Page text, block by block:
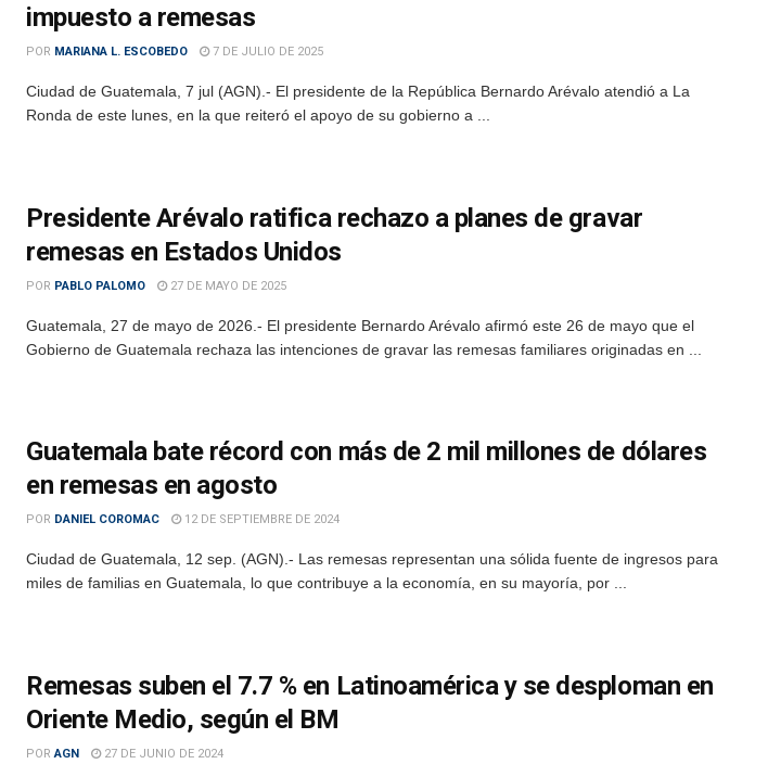
impuesto a remesas
POR MARIANA L. ESCOBEDO 7 DE JULIO DE 2025
Ciudad de Guatemala, 7 jul (AGN).- El presidente de la República Bernardo Arévalo atendió a La
Ronda de este lunes, en la que reiteró el apoyo de su gobierno a ...
Presidente Arévalo ratifica rechazo a planes de gravar
remesas en Estados Unidos
POR PABLO PALOMO 27 DE MAYO DE 2025
Guatemala, 27 de mayo de 2026.- El presidente Bernardo Arévalo afirmó este 26 de mayo que el
Gobierno de Guatemala rechaza las intenciones de gravar las remesas familiares originadas en ...
Guatemala bate récord con más de 2 mil millones de dólares
en remesas en agosto
POR DANIEL COROMAC 12 DE SEPTIEMBRE DE 2024
Ciudad de Guatemala, 12 sep. (AGN).- Las remesas representan una sólida fuente de ingresos para
miles de familias en Guatemala, lo que contribuye a la economía, en su mayoría, por ...
Remesas suben el 7.7 % en Latinoamérica y se desploman en
Oriente Medio, según el BM
POR AGN 27 DE JUNIO DE 2024